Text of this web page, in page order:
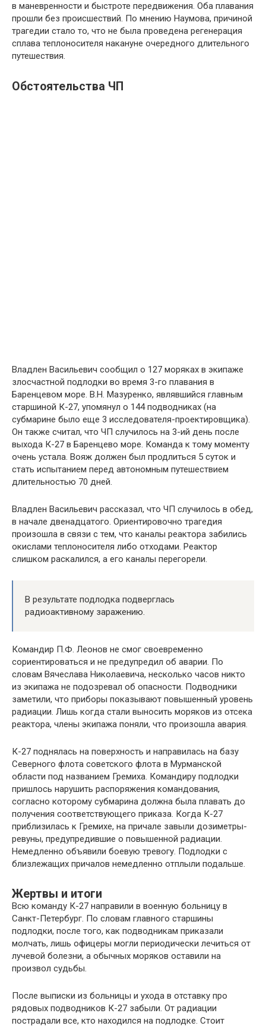
в маневренности и быстроте передвижения. Оба плавания
прошли без происшествий. По мнению Наумова, причиной
трагедии стало то, что не была проведена регенерация
сплава теплоносителя накануне очередного длительного
путешествия.
Обстоятельства ЧП
Владлен Васильевич сообщил о 127 моряках в экипаже
злосчастной подлодки во время 3-го плавания в
Баренцевом море. В.Н. Мазуренко, являвшийся главным
старшиной К-27, упомянул о 144 подводниках (на
субмарине было еще 3 исследователя-проектировщика).
Он также считал, что ЧП случилось на 3-ий день после
выхода К-27 в Баренцево море. Команда к тому моменту
очень устала. Вояж должен был продлиться 5 суток и
стать испытанием перед автономным путешествием
длительностью 70 дней.
Владлен Васильевич рассказал, что ЧП случилось в обед,
в начале двенадцатого. Ориентировочно трагедия
произошла в связи с тем, что каналы реактора забились
окислами теплоносителя либо отходами. Реактор
слишком раскалился, а его каналы перегорели.
В результате подлодка подверглась
радиоактивному заражению.
Командир П.Ф. Леонов не смог своевременно
сориентироваться и не предупредил об аварии. По
словам Вячеслава Николаевича, несколько часов никто
из экипажа не подозревал об опасности. Подводники
заметили, что приборы показывают повышенный уровень
радиации. Лишь когда стали выносить моряков из отсека
реактора, члены экипажа поняли, что произошла авария.
К-27 поднялась на поверхность и направилась на базу
Северного флота советского флота в Мурманской
области под названием Гремиха. Командиру подлодки
пришлось нарушить распоряжения командования,
согласно которому субмарина должна была плавать до
получения соответствующего приказа. Когда К-27
приблизилась к Гремихе, на причале завыли дозиметры-
ревуны, предупредившие о повышенной радиации.
Немедленно объявили боевую тревогу. Подлодки с
близлежащих причалов немедленно отплыли подальше.
Жертвы и итоги
Всю команду К-27 направили в военную больницу в
Санкт-Петербург. По словам главного старшины
подлодки, после того, как подводникам приказали
молчать, лишь офицеры могли периодически лечиться от
лучевой болезни, а обычных моряков оставили на
произвол судьбы.
После выписки из больницы и ухода в отставку про
рядовых подводников К-27 забыли. От радиации
пострадали все, кто находился на подлодке. Стоит